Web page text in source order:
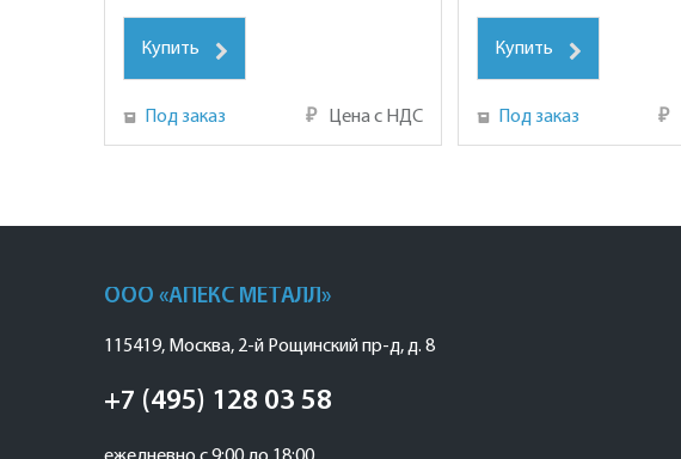
Купить
Под заказ ₽ Цена с НДС
Купить
Под заказ ₽
ООО «АПЕКС МЕТАЛЛ»
115419, Москва, 2-й Рощинский пр-д, д. 8
+7 (495) 128 03 58